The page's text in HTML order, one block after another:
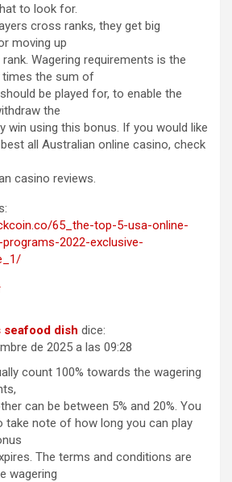
to look for.
cross ranks, they get big
moving up
Wagering requirements is the
the sum of
be played for, to enable the
the
win using this bonus. If you would like
all Australian online casino, check
casino reviews.
65_the-top-5-usa-online-
2022-exclusive-
seafood dish dice:
de 2025 a las 09:28
count 100% towards the wagering
can be between 5% and 20%. You
take note of how long you can play
The terms and conditions are
wagering